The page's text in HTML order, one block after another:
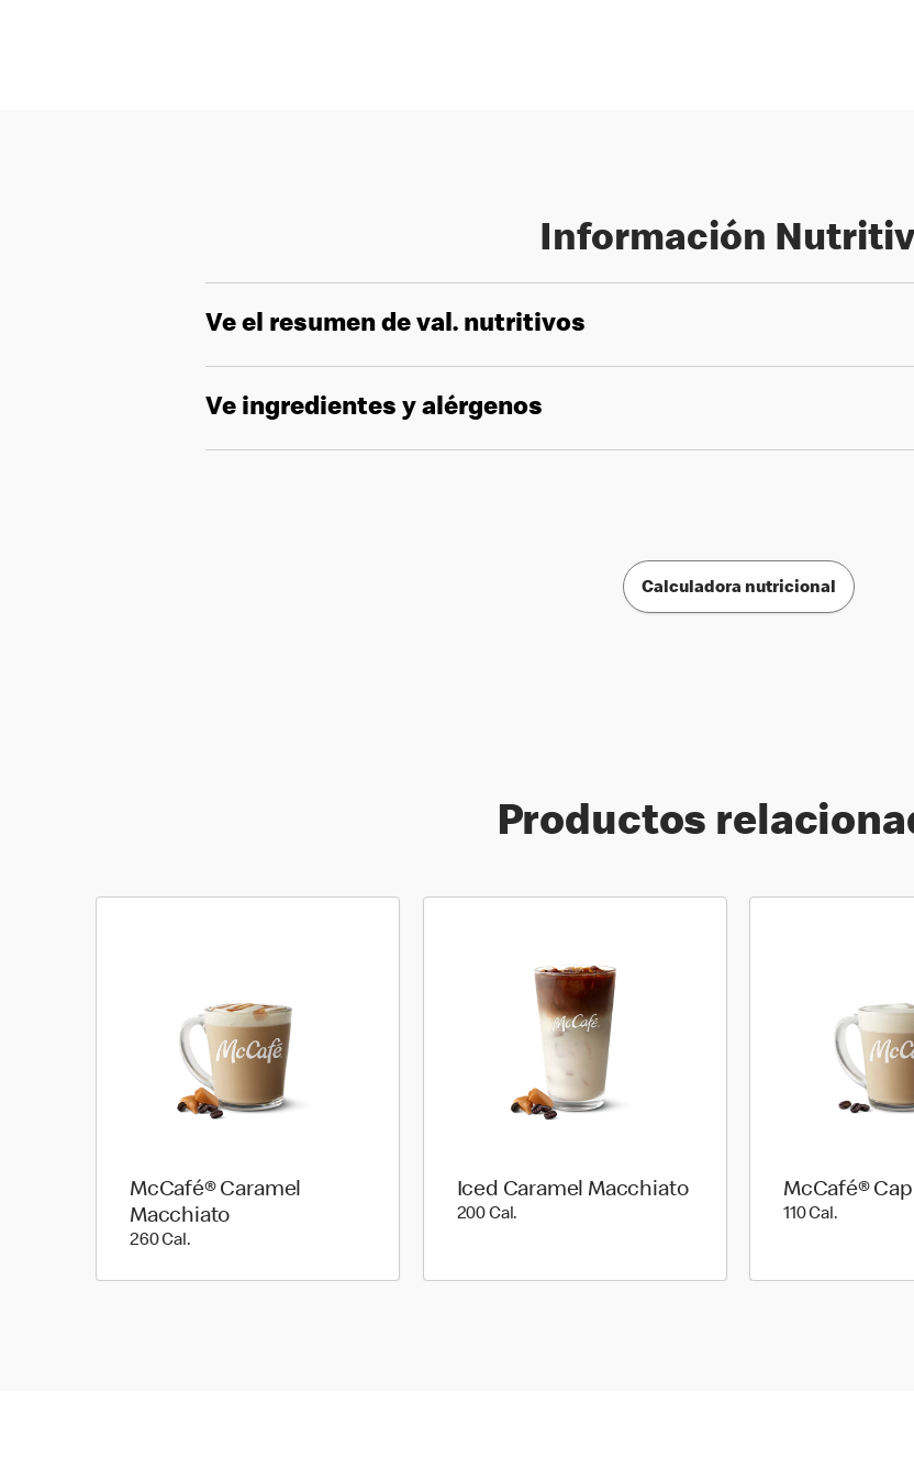
Información
Ve el resumen de val. nutritivos
Ve ingredientes y alérgenos
Calculadora nutricional
Productos
McCafé® Caramel
Macchiato
260 Cal.260 Cal.
Iced Caramel Macchiato
200 Cal.
McCafé®
110 Cal.110 Cal.